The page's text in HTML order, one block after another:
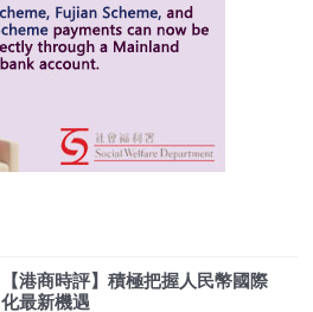
【港商時評】積極把握人民幣國際
化最新機遇